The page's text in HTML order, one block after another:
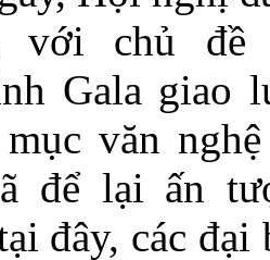
với chủ đề
Gala giao
văn
để lại ấn
đây, các đại